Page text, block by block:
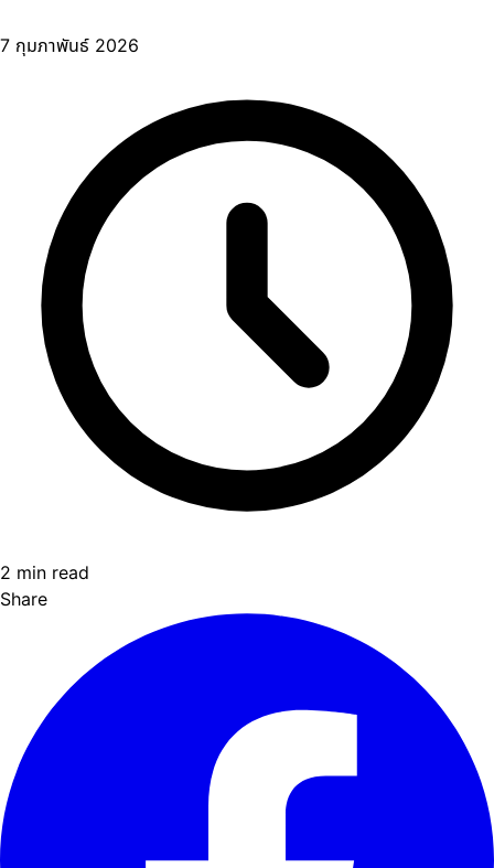
7 กุมภาพันธ์ 2026
2 min read
Share